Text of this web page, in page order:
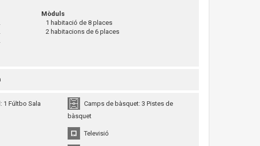
Mòduls
1 habitació de 8 places
2 habitacions de 6 places
1 Fúltbo Sala
Camps de bàsquet: 3 Pistes de
bàsquet
Televisió